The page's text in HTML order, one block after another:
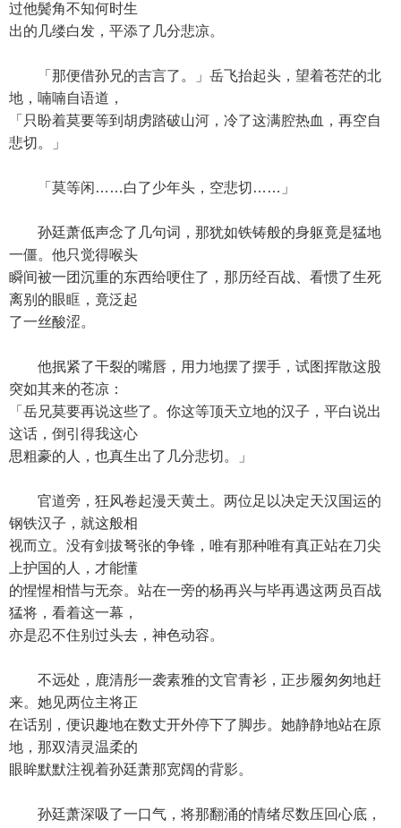
过他鬓角不知何时生
出的几缕白发，平添了几分悲凉。
「那便借孙兄的吉言了。」岳飞抬起头，望着苍茫的北
地，喃喃自语道，
「只盼着莫要等到胡虏踏破山河，冷了这满腔热血，再空自
悲切。」
「莫等闲……白了少年头，空悲切……」
孙廷萧低声念了几句词，那犹如铁铸般的身躯竟是猛地
一僵。他只觉得喉头
瞬间被一团沉重的东西给哽住了，那历经百战、看惯了生死
离别的眼眶，竟泛起
了一丝酸涩。
他抿紧了干裂的嘴唇，用力地摆了摆手，试图挥散这股
突如其来的苍凉：
「岳兄莫要再说这些了。你这等顶天立地的汉子，平白说出
这话，倒引得我这心
思粗豪的人，也真生出了几分悲切。」
官道旁，狂风卷起漫天黄土。两位足以决定天汉国运的
钢铁汉子，就这般相
视而立。没有剑拔弩张的争锋，唯有那种唯有真正站在刀尖
上护国的人，才能懂
的惺惺相惜与无奈。站在一旁的杨再兴与毕再遇这两员百战
猛将，看着这一幕，
亦是忍不住别过头去，神色动容。
不远处，鹿清彤一袭素雅的文官青衫，正步履匆匆地赶
来。她见两位主将正
在话别，便识趣地在数丈开外停下了脚步。她静静地站在原
地，那双清灵温柔的
眼眸默默注视着孙廷萧那宽阔的背影。
孙廷萧深吸了一口气，将那翻涌的情绪尽数压回心底，